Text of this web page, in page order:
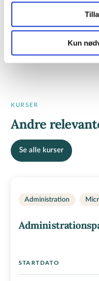
Kun
AMU-NR
KURSER
Andre
Se alle kurser
Administration
STARTDATO